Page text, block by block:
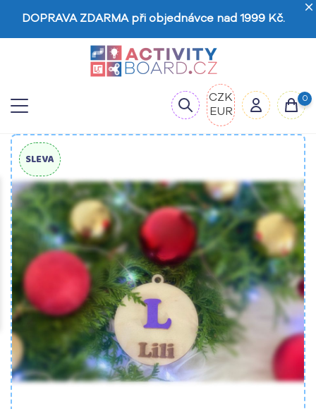
DOPRAVA ZDARMA při objednávce nad 1999 Kč.
CZK
EUR
0
SLEVA